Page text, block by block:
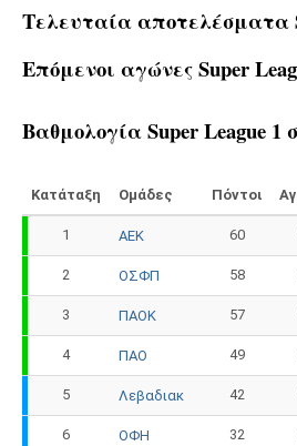
Τελευταία αποτελέσματα
Επόμενοι αγώνεςSuper
Βαθμολογία Super League 1
Κατάταξη Ομάδες Πόντοι
1 ΑΕΚ 60
2 ΟΣΦΠ 58
3 ΠΑΟΚ 57
4 ΠΑΟ 49
5 Λεβαδιακ 42
6 ΟΦΗ 32